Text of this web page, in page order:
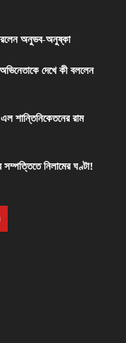
অনুভব-অনুষ্কা
দেখে কী বললেন
শান্তিনিকেতনের রাম
নিলামের ঘণ্টা!